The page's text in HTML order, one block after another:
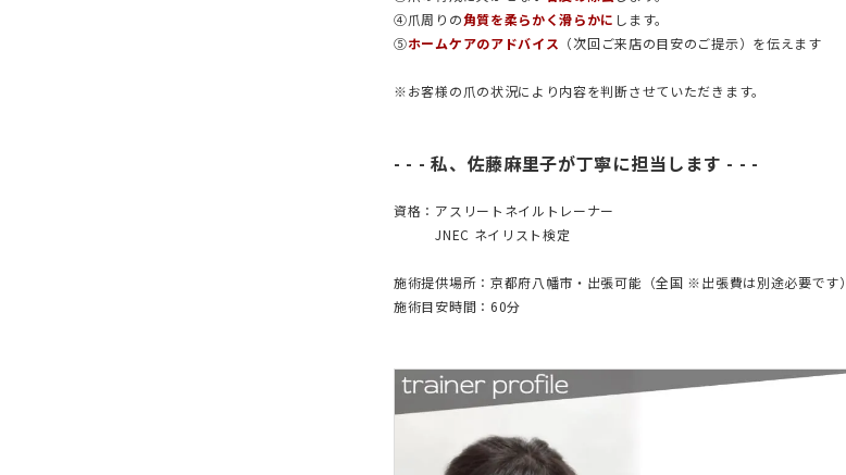
④爪周りの角質を柔らかく滑らかに します。
⑤ホームケアのアドバイス （次回ご来店の目安のご提示）を伝えます
※お客様の爪の状況により内容を判断させていただきます。
- - - 私、佐藤麻里子が丁寧に担当します - - -
資格：アスリートネイルトレーナー
JNEC ネイリスト検定
施術提供場所：京都府八幡市・出張可能（全国 ※出張費は別途必要です）
施術目安時間：60分